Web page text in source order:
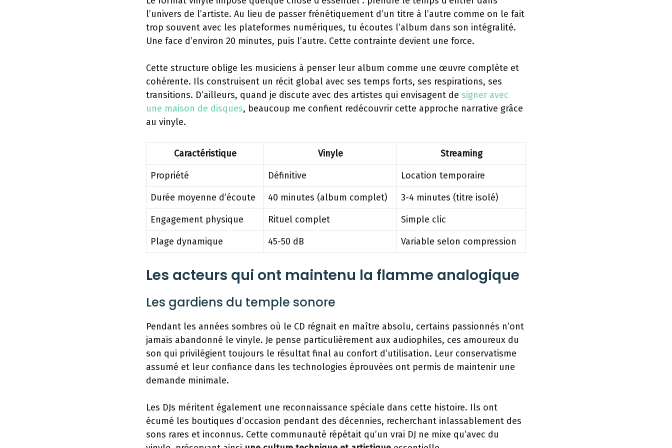
l’univers de l’artiste. Au lieu de passer frénétiquement d’un titre à l’autre comme on le fait
trop souvent avec les plateformes numériques, tu écoutes l’album dans son intégralité.
Une face d’environ 20 minutes, puis l’autre. Cette contrainte devient une force.
Cette structure oblige les musiciens à penser leur album comme une œuvre complète et
cohérente. Ils construisent un récit global avec ses temps forts, ses respirations, ses
transitions. D’ailleurs, quand je discute avec des artistes qui envisagent de signer avec
une maison de disques, beaucoup me confient redécouvrir cette approche narrative grâce
au vinyle.
Caractéristique Vinyle
Streaming
Propriété
Définitive
Location temporaire
Durée moyenne d’écoute
40 minutes (album complet)
3-4 minutes (titre isolé)
Engagement physique
Rituel complet
Simple clic
Plage dynamique
45-50 dB Variable selon compression
Les acteurs qui ont maintenu la flamme analogique
Les gardiens du temple sonore
Pendant les années sombres où le CD régnait en maître absolu, certains passionnés n’ont
jamais abandonné le vinyle. Je pense particulièrement aux audiophiles, ces amoureux du
son qui privilégient toujours le résultat final au confort d’utilisation. Leur conservatisme
assumé et leur confiance dans les technologies éprouvées ont permis de maintenir une
demande minimale.
Les DJs méritent également une reconnaissance spéciale dans cette histoire. Ils ont
écumé les boutiques d’occasion pendant des décennies, recherchant inlassablement des
sons rares et inconnus. Cette communauté répétait qu’un vrai DJ ne mixe qu’avec du